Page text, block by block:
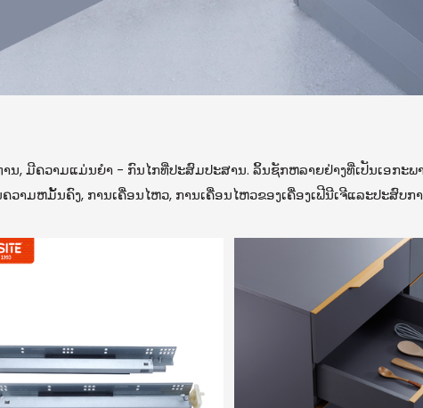
ນ, ມີຄວາມແມ່ນຍໍາ - ກົນໄກທີ່ປະສົມປະສານ. ລິ້ນຊັກຫລາຍຢ່າງທີ່ເປັນເອກະ
າມຫມັ້ນຄົງ, ການເຄື່ອນໄຫວ, ການເຄື່ອນໄຫວຂອງເຄື່ອງເຟີນີເຈີແລະປະສົບ